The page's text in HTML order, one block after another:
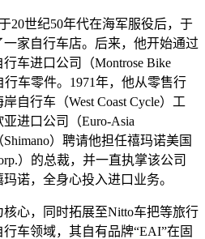
20世纪50年代在海军服役后，于
家自行车店。后来，他开始通过
车进口公司（Montrose Bike
行车零件。1971年，他从零售行
自行车（West Coast Cycle）工
进口公司（Euro-Asia
）聘请他担任禧玛诺美国
）的总裁，并一直执掌该公司
诺，全身心投入进口业务。
心，同时拓展至Nitto车把等旅行
车领域，其自有品牌“EAI”在固